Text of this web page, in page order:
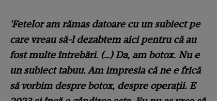
'Fetelor am rămas datoare cu un subiect pe
care vreau să-l dezabtem aici pentru că au
fost multe întrebări. (…) Da, am botox. Nu e
un subiect tabuu. Am impresia că ne e frică
să vorbim despre botox, despre operații. E